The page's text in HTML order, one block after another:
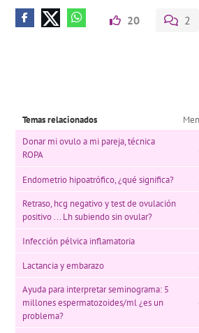
20 2
Temas relacionados
Donar mi ovulo a mi pareja, técnica
ROPA
Endometrio hipoatrófico, ¿qué significa?
Retraso, hcg negativo y test de ovulación
positivo ... Lh subiendo sin ovular?
Infección pélvica inflamatoria
Lactancia y embarazo
Ayuda para interpretar seminograma: 5
millones espermatozoides/ml ¿es un
problema?